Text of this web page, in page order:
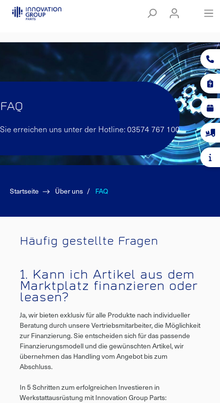
FAQ
Sie erreichen uns unter der Hotline: 03574 767 100
Startseite Über uns FAQ
Häufig gestellte Fragen
1. Kann ich Artikel aus dem
Marktplatz finanzieren oder
leasen?
Ja, wir bieten exklusiv für alle Produkte nach individueller
Beratung durch unsere Vertriebsmitarbeiter, die Möglichkeit
zur Finanzierung. Sie entscheiden sich für das passende
Finanzierungsmodell und die gewünschten Artikel, wir
übernehmen das Handling vom Angebot bis zum
Abschluss.
In 5 Schritten zum erfolgreichen Investieren in
Werkstattausrüstung mit Innovation Group Parts: